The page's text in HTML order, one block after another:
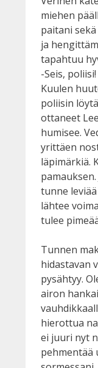
miehen
paitani
ja
tapahtuu
-Seis, poliisi!
Kuulen
poliisin
ottaneet
humisee.
yrittäen
läpimärkiä.
tunne
lähtee
tulee
Tunnen
hidastavan
pysähtyy.
airon
hierottua
ei juuri nyt
pehmentää